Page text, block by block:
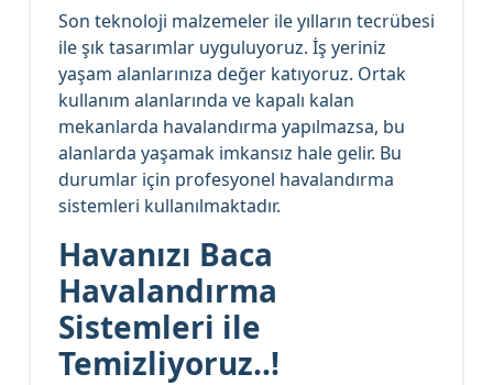
Son teknoloji malzemeler ile yılların tecrübesi
ile şık tasarımlar uyguluyoruz. İş yeriniz
yaşam alanlarınıza değer katıyoruz. Ortak
kullanım alanlarında ve kapalı kalan
mekanlarda havalandırma yapılmazsa, bu
alanlarda yaşamak imkansız hale gelir. Bu
durumlar için profesyonel havalandırma
sistemleri kullanılmaktadır.
Havanızı Baca
Havalandırma
Sistemleri ile
Temizliyoruz..!